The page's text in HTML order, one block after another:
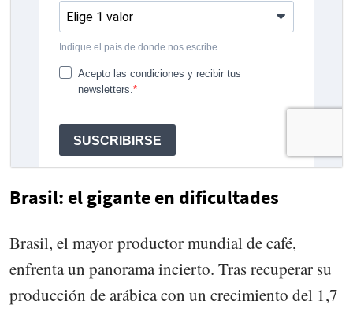
Brasil: el gigante en dificultades
Brasil, el mayor productor mundial de café,
enfrenta un panorama incierto. Tras recuperar su
producción de arábica con un crecimiento del 1,7